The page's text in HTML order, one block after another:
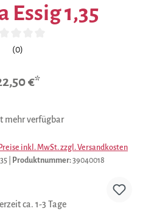
Essig 1,35
von 0 von 5 Sternen
(0)
€*
mehr verfügbar
Preise inkl. MwSt. zzgl. Versandkosten
Produktnummer:39040018
ca. 1-3 Tage